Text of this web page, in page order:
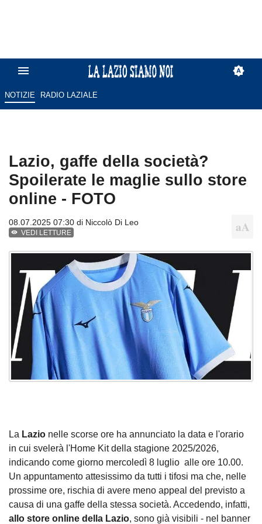
NOTIZIE RADIO LAZIALE
Lazio, gaffe della società?
Spoilerate le maglie sullo store
online - FOTO
08.07.2025 07:30 di Niccolò Di Leo
VEDI LETTURE
La Lazio nelle scorse ore ha annunciato la data e l'orario
in cui svelerà l'Home Kit della stagione 2025/2026,
indicando come giorno mercoledì 8 luglio alle ore 10.00.
Un appuntamento attesissimo da tutti i tifosi ma che, nelle
prossime ore, rischia di avere meno appeal del previsto a
causa di una gaffe della stessa società. Accedendo, infatti,
allo store online della Lazio, sono già visibili - nel banner